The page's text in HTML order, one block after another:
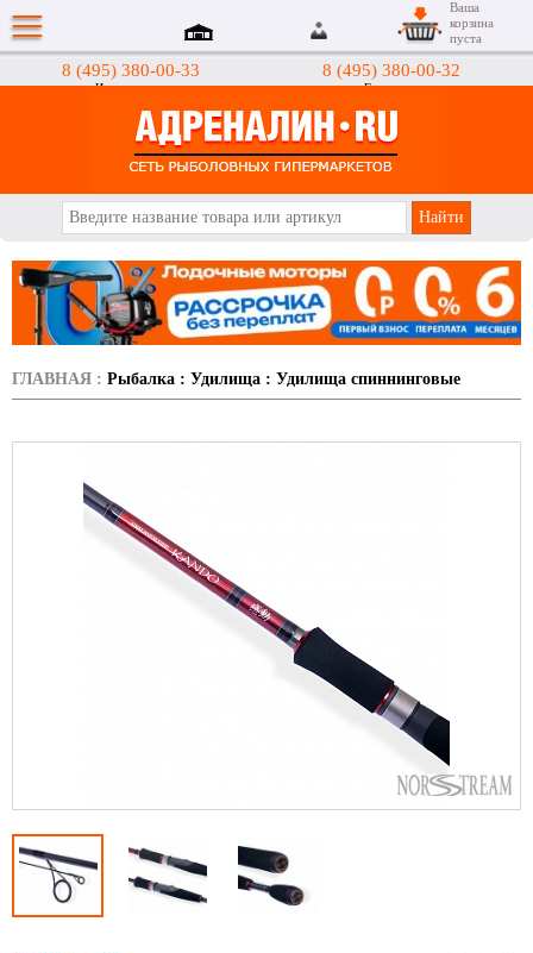
8 (495) 380-00-33
Интернет-магазин
8 (495) 380-00-32
Гипермаркеты
Ваша
корзина
пуста
ГЛАВНАЯ : Рыбалка : Удилища : Удилища спиннинговые